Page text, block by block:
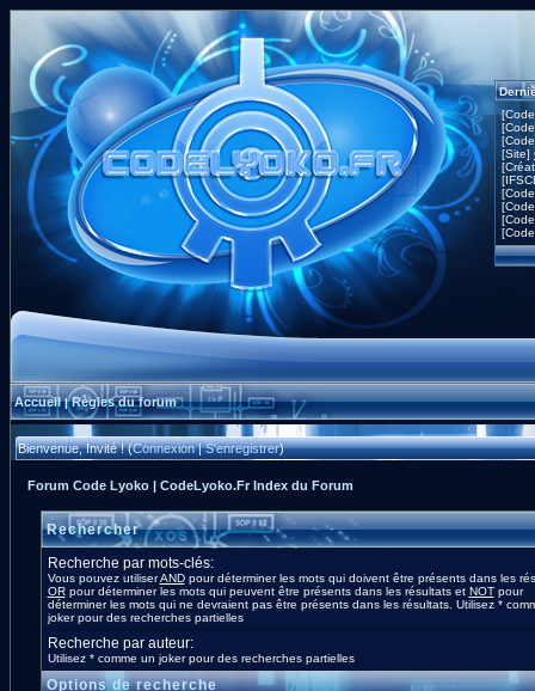
[Site]
Accueil|Règles du forum
Bienvenue, Invité ! (Connexion|S'enregistrer)
Forum Code Lyoko | CodeLyoko.Fr Index du Forum
Rechercher
Recherche par mots-clés:
Vous pouvez utiliserANDpour déterminer les mots qui doivent être présents dans les
ORpour déterminer les mots qui peuvent être présents dans les résultats et NOTpour
déterminer les mots qui ne devraient pas être présents dans les résultats. Utilisez *
joker pour des recherches partielles
Recherche par auteur:
Utilisez * comme un joker pour des recherches partielles
Options de recherche